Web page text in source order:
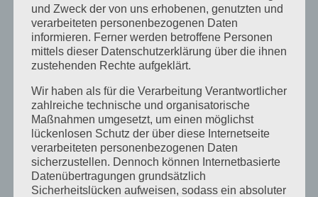
August 2024
April 2024
Januar 2024
Dezember 2023
November 2023
Oktober 2023
und Zweck der von uns erhobenen, genutzten und
verarbeiteten personenbezogenen Daten
informieren. Ferner werden betroffene Personen
mittels dieser Datenschutzerklärung über die ihnen
zustehenden Rechte aufgeklärt.
Wir haben als für die Verarbeitung Verantwortlicher
zahlreiche technische und organisatorische
Maßnahmen umgesetzt, um einen möglichst
lückenlosen Schutz der über diese Internetseite
verarbeiteten personenbezogenen Daten
sicherzustellen. Dennoch können Internetbasierte
Datenübertragungen grundsätzlich
Sicherheitslücken aufweisen, sodass ein absoluter